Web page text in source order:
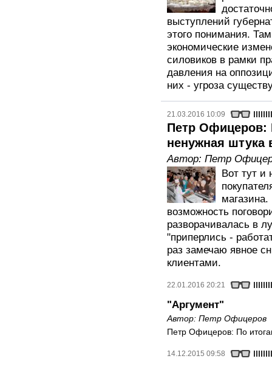
выступлений
этого понимания.
экономические
силовиков в рамки
давления на
них - угроза
21.03.2016 10:09
Петр Офицеров:
ненужная штука
Автор: Петр
Вот тут и
возможность
разворачивалась в
"приперлись -
раз замечаю явное
клиентами.
22.01.2016 20:21
"Аргумент"
Автор: Петр Офицеров
Петр Офицеров: По
14.12.2015 09:58